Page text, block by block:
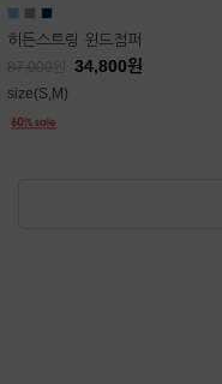
히든스트링 윈드점퍼
87,000 34,800원
size(S,M)